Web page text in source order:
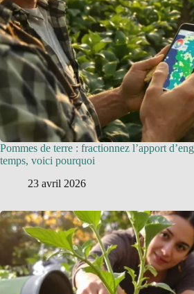
Pommes de terre : fractionnez l’apport
temps, voici pourquoi
23 avril 2026